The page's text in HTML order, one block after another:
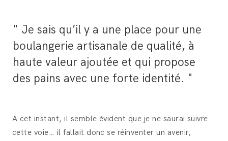
" Je sais qu’il y a une place pour une
boulangerie artisanale de qualité, à
haute valeur ajoutée et qui propose
des pains avec une forte identité. "
A cet instant, il semble évident que je ne saurai suivre
cette voie… il fallait donc se réinventer un avenir,